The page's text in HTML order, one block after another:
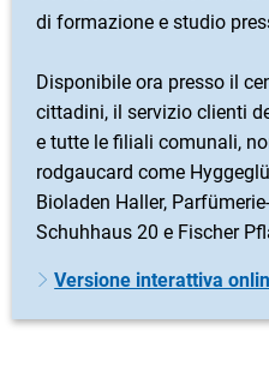
di formazione e studio
Disponibile ora presso il
cittadini, il servizio clienti
e tutte le filiali comunali,
rodgaucard come
Bioladen Haller,
Schuhhaus 20 e Fischer
Versione interattiva